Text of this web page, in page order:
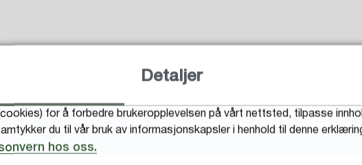
Fant du det du lette etter?
Detaljer
for å forbedre brukeropplevelsen på vårt nettsted, tilpasse
du til vår bruk av informasjonskapsler i henhold til denne
hos oss.